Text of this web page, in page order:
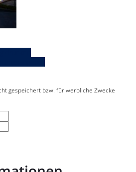
gespeichert bzw. für werbliche Zwecke